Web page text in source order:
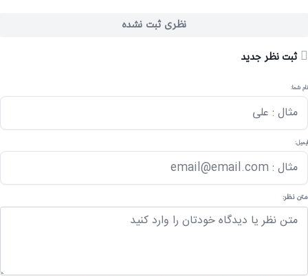
نظری ثبت نشده
ثبت نظر جدید
نام شما:
ایمیل:
متن نظر: